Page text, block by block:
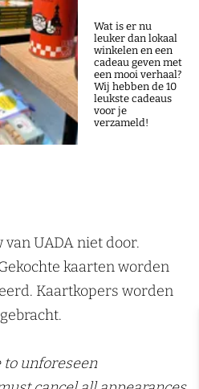
Wat is er nu
leuker dan lokaal
winkelen en een
cadeau geven met
een mooi verhaal?
Wij hebben de 10
leukste cadeaus
voor je
verzameld!
van UADA niet door.
kaarten worden
Kaartkopers worden
to unforeseen